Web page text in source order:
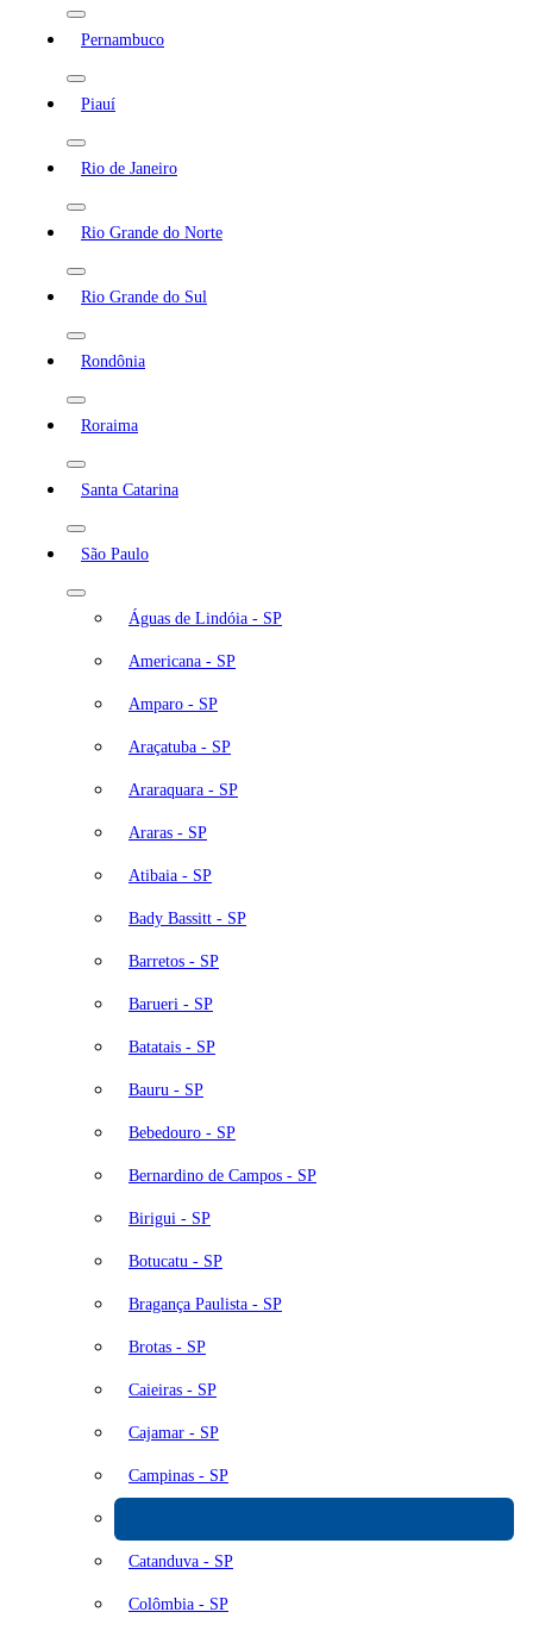
Pernambuco
Piauí
Rio de Janeiro
Rio Grande do Norte
Rio Grande do Sul
Rondônia
Roraima
Santa Catarina
São Paulo
Águas de Lindóia - SP
Americana - SP
Amparo - SP
Araçatuba - SP
Araraquara - SP
Araras - SP
Atibaia - SP
Bady Bassitt - SP
Barretos - SP
Barueri - SP
Batatais - SP
Bauru - SP
Bebedouro - SP
Bernardino de Campos - SP
Birigui - SP
Botucatu - SP
Bragança Paulista - SP
Brotas - SP
Caieiras - SP
Cajamar - SP
Campinas - SP
Catanduva - SP
Colômbia - SP